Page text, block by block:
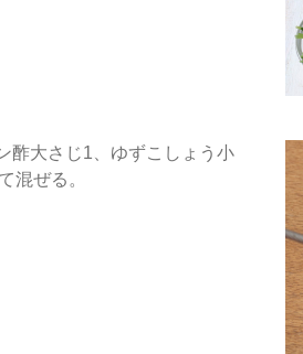
酢大さじ1、ゆずこしょう小
混ぜる。